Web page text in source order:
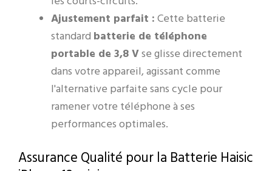
Ajustement parfait :Cette batterie
standard batterie de téléphone
portable de 3,8 Vse glisse directement
dans votre appareil, agissant comme
l'alternative parfaite sans cycle pour
ramener votre téléphone à ses
performances optimales.
Assurance Qualité pour la Batterie Haisic